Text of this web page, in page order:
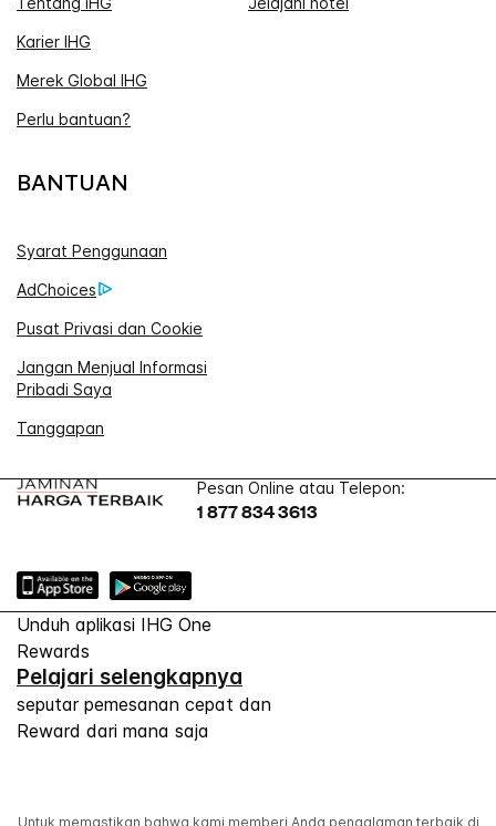
Karier IHG
Merek Global IHG
Perlu bantuan?
BANTUAN
Syarat Penggunaan
AdChoices
Pusat Privasi dan Cookie
Jangan Menjual Informasi
Pribadi Saya
Tanggapan
Pesan Online atau Telepon:
1 877 834 3613
Unduh aplikasi IHG One
Rewards
Pelajari selengkapnya
seputar pemesanan cepat dan
Reward dari mana saja
Untuk memastikan bahwa kami memberi Anda pengalaman terbaik di